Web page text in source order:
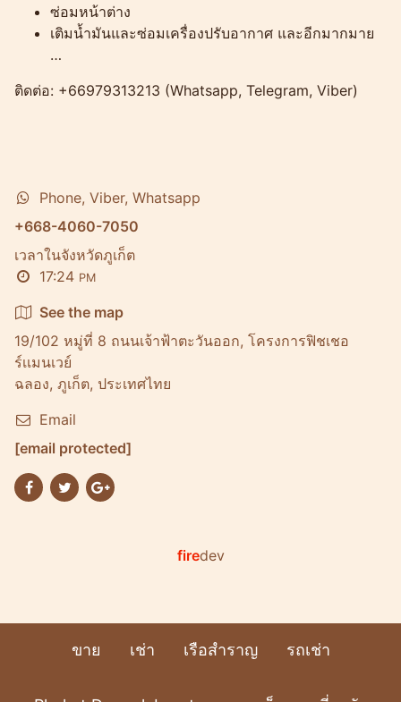
ซ่อมหน้าต่าง
เติมน้ำมันและซ่อมเครื่องปรับอากาศ และอีกมากมาย
…
ติดต่อ: +66979313213 (Whatsapp, Telegram, Viber)
Phone, Viber, Whatsapp
+668-4060-7050
เวลาในจังหวัดภูเก็ต
17:24 PM
See the map
19/102 หมู่ที่ 8 ถนนเจ้าฟ้าตะวันออก, โครงการฟิชเชอ
ร์เเมนเวย์
ฉลอง, ภูเก็ต, ประเทศไทย
Email
[email protected]
firedev
ขาย เช่า เรือสำราญ รถเช่า